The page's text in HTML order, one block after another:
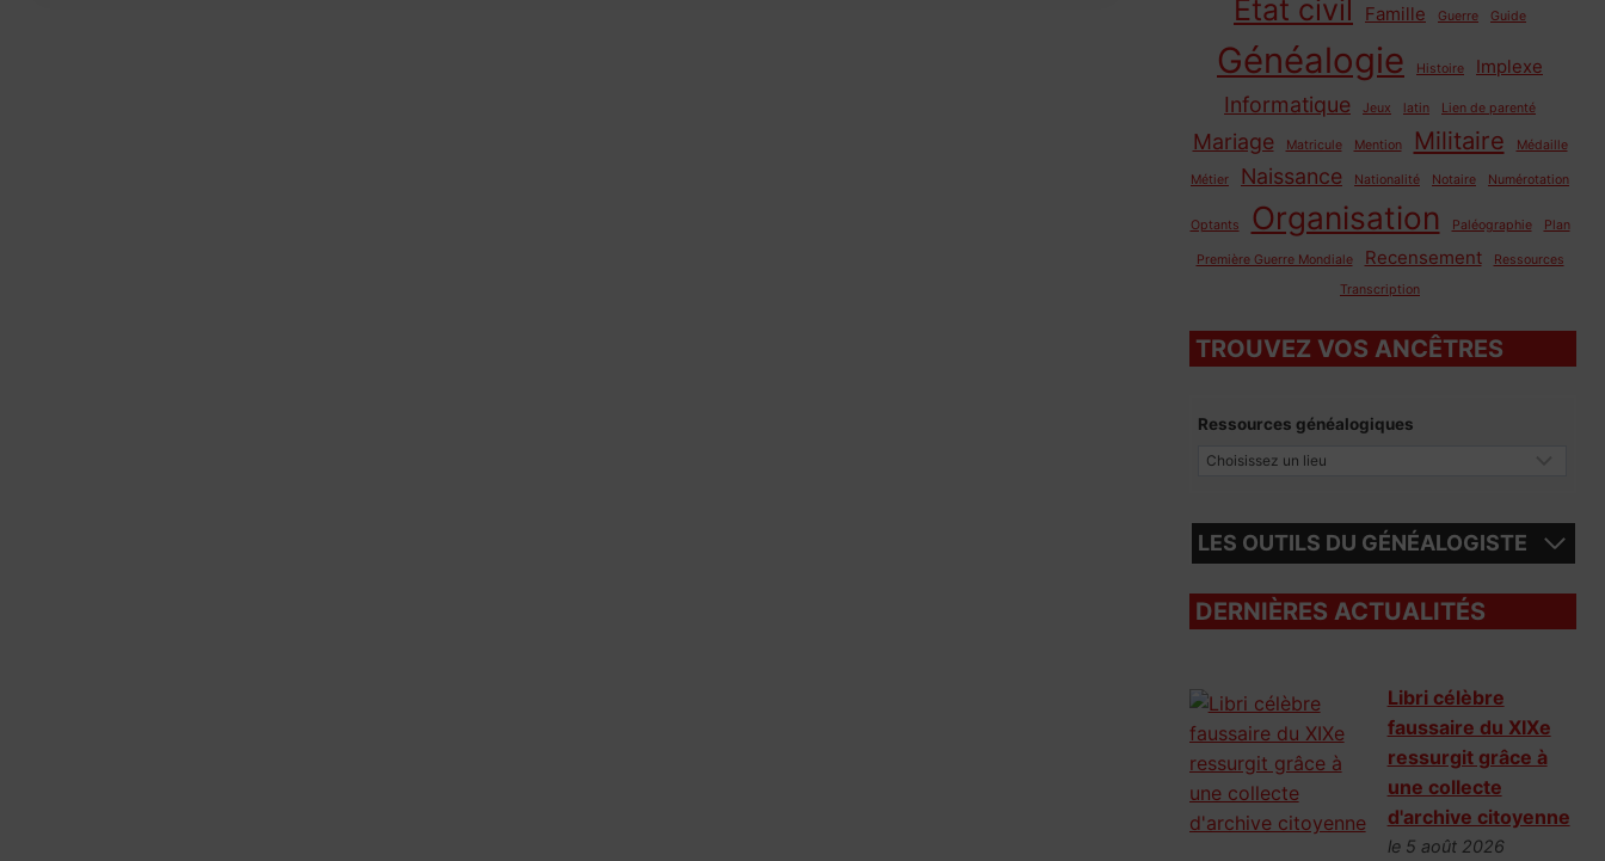
Etat civil Famille Guerre Guide
Généalogie Histoire Implexe
Informatique Jeux latin Lien de parenté
Mariage Matricule Mention Militaire Médaille
Métier Naissance Nationalité Notaire Numérotation
Optants Organisation Paléographie Plan
Première Guerre Mondiale Recensement
Ressources
Transcription
TROUVEZ VOS ANCÊTRES
Ressources généalogiques
LES OUTILS DU GÉNÉALOGISTE
DERNIÈRES ACTUALITÉS
Libri célèbre
faussaire du XIXe
ressurgit grâce à
une collecte
d'archive citoyenne
le 5 août 2026